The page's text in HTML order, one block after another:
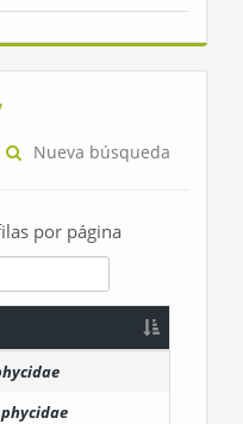
Nueva búsqueda
por página